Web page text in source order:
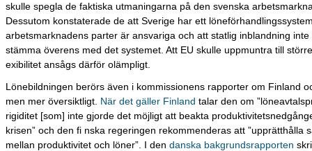
skulle spegla de faktiska utmaningarna på den svenska
Dessutom konstaterade de att Sverige har ett
arbetsmarknadens parter är ansvariga och att statlig inblandning inte
stämma överens med det systemet. Att EU skulle uppmuntra till
exibilitet ansågs därför olämpligt.
Lönebildningen berörs även i kommissionens rapporter om Finland
men mer översiktligt. När det gäller Finland talar den om
rigiditet [som] inte gjorde det möjligt att beakta
krisen” och den fi nska regeringen rekommenderas att ”upprätthålla
mellan produktivitet och löner”. I den danska bakgrundsrapporten